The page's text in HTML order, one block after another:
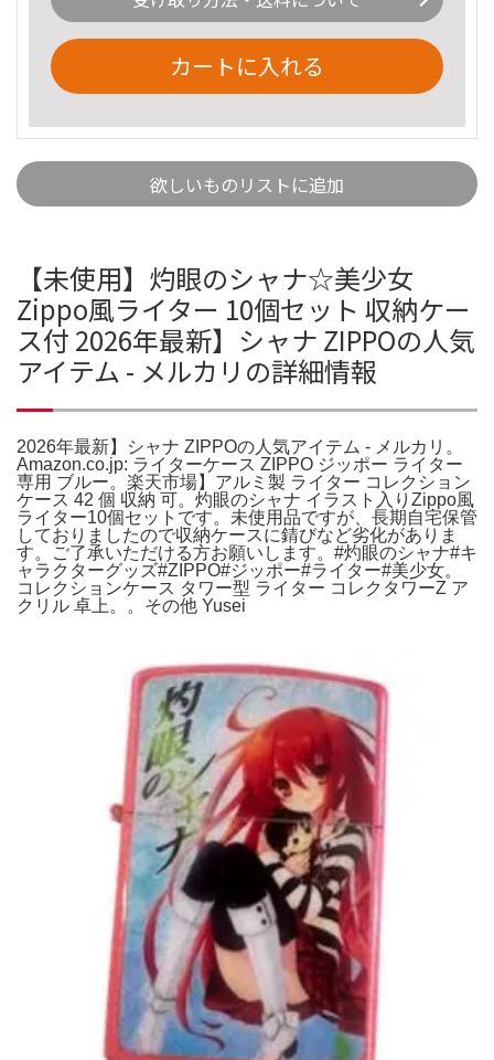
カートに入れる
欲しいものリストに追加
【未使用】灼眼のシャナ☆美少女
Zippo風ライター 10個セット 収納ケー
ス付 2026年最新】シャナ ZIPPOの人気
アイテム - メルカリの詳細情報
2026年最新】シャナ ZIPPOの人気アイテム - メルカリ。
Amazon.co.jp: ライターケース ZIPPO ジッポー ライター
専用 ブルー。楽天市場】アルミ製 ライター コレクション
ケース 42 個 収納 可。灼眼のシャナ イラスト入りZippo風
ライター10個セットです。未使用品ですが、長期自宅保管
しておりましたので収納ケースに錆びなど劣化がありま
す。ご了承いただける方お願いします。#灼眼のシャナ#キ
ャラクターグッズ#ZIPPO#ジッポー#ライター#美少女。
コレクションケース タワー型 ライター コレクタワーZ ア
クリル 卓上。。その他 Yusei